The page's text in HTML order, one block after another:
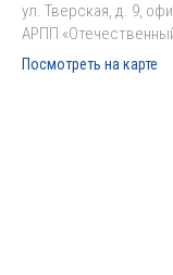
ул. Тверская, д. 9,
АРПП
Посмотреть на карте